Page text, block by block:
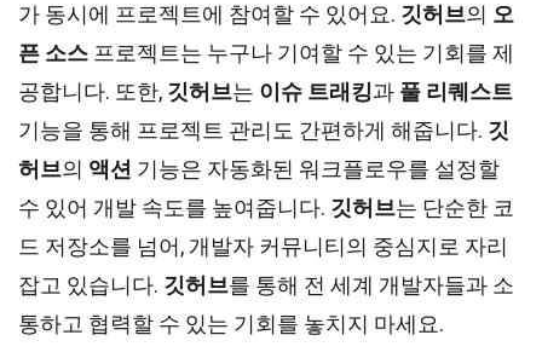
가 동시에 프로젝트에 참여할 수 있어요. 깃허브의 오
픈 소스 프로젝트는 누구나 기여할 수 있는 기회를 제
공합니다. 또한, 깃허브는 이슈 트래킹과 풀 리퀘스트
기능을 통해 프로젝트 관리도 간편하게 해줍니다. 깃
허브의 액션 기능은 자동화된 워크플로우를 설정할
수 있어 개발 속도를 높여줍니다. 깃허브는 단순한 코
드 저장소를 넘어, 개발자 커뮤니티의 중심지로 자리
잡고 있습니다. 깃허브를 통해 전 세계 개발자들과 소
통하고 협력할 수 있는 기회를 놓치지 마세요.